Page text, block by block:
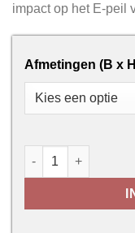
impact op het E-peil
Afmetingen (B x
VELUX BBX